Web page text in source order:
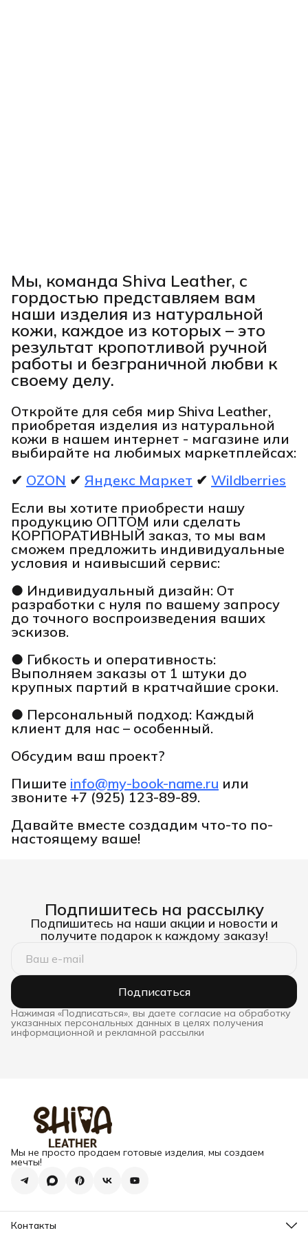
Мы, команда Shiva Leather, с
гордостью представляем вам
наши изделия из натуральной
кожи, каждое из которых – это
результат кропотливой ручной
работы и безграничной любви к
своему делу.
Откройте для себя мир Shiva Leather,
приобретая изделия из натуральной
кожи в нашем интернет - магазине или
выбирайте на любимых маркетплейсах:
✔ OZON ✔ Яндекс Маркет ✔ Wildberries
Если вы хотите приобрести нашу
продукцию ОПТОМ или сделать
КОРПОРАТИВНЫЙ заказ, то мы вам
сможем предложить индивидуальные
условия и наивысший сервис:
● Индивидуальный дизайн: От
разработки с нуля по вашему запросу
до точного воспроизведения ваших
эскизов.
● Гибкость и оперативность:
Выполняем заказы от 1 штуки до
крупных партий в кратчайшие сроки.
● Персональный подход: Каждый
клиент для нас – особенный.
Обсудим ваш проект?
Пишите info@my-book-name.ru или
звоните +7 (925) 123-89-89.
Давайте вместе создадим что-то по-
настоящему ваше!
Подпишитесь на рассылку
Подпишитесь на наши акции и новости и
получите подарок к каждому заказу!
Подписаться
Нажимая «Подписаться», вы даете согласие на обработку
указанных персональных данных в целях получения
информационной и рекламной рассылки
Мы не просто продаем готовые изделия, мы создаем
мечты!
Контакты